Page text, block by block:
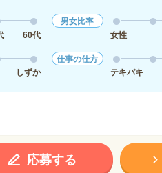
60代
男女比率
女性
しずか
仕事の仕方
テキパキ
応募する